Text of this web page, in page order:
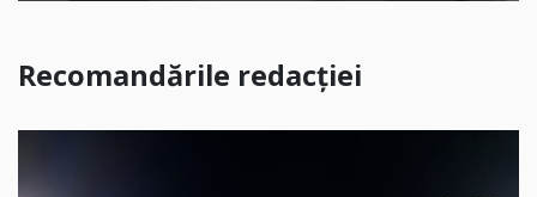
Recomandările redacției